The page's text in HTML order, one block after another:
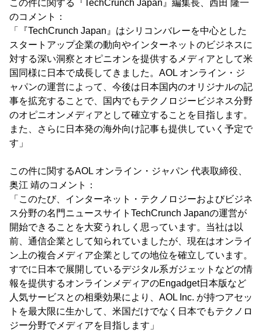
この件に関する『TechCrunch Japan』編集長、西田 隆一
のコメント：
「『TechCrunch Japan』はシリコンバレーを中心とした
スタートアップ企業の動向やインターネットのビジネスに
対する深い洞察とオピニオンを提供するメディアとして米
国同様に日本で成長してきました。AOL オンライン・ジ
ャパンの運営によって、今後は日本国内のオリジナルの記
事を拡充することで、国内でもテクノロジービジネス分野
のオピニオンメディアとして確立することを目指します。
また、さらに日本発の海外向け記事も提供していく予定で
す」
この件に関するAOL オンライン・ジャパン 代表取締役、
奥江 靖のコメント：
「このたび、インターネット・テクノロジーおよびビジネ
ス分野の名門ニュースサイトTechCrunch Japanの運営が
開始できることを大変うれしく思っています。当社は以
前、通信企業として知られていましたが、現在はオンライ
ン上の複合メディア企業としての地位を確立しています。
すでに日本で展開しているデジタル系ガジェットなどの情
報を提供するオンラインメディアのEngadget日本版など
人気サービスとの相乗効果により、AOL Inc. が持つアセッ
トを最大限に生かして、米国だけでなく日本でもテクノロ
ジー分野でメディアを目指します」